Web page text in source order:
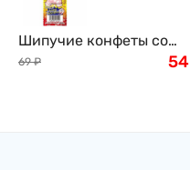
Шипучие конфеты со
вкусом колы Bubble
69 ₽ 54